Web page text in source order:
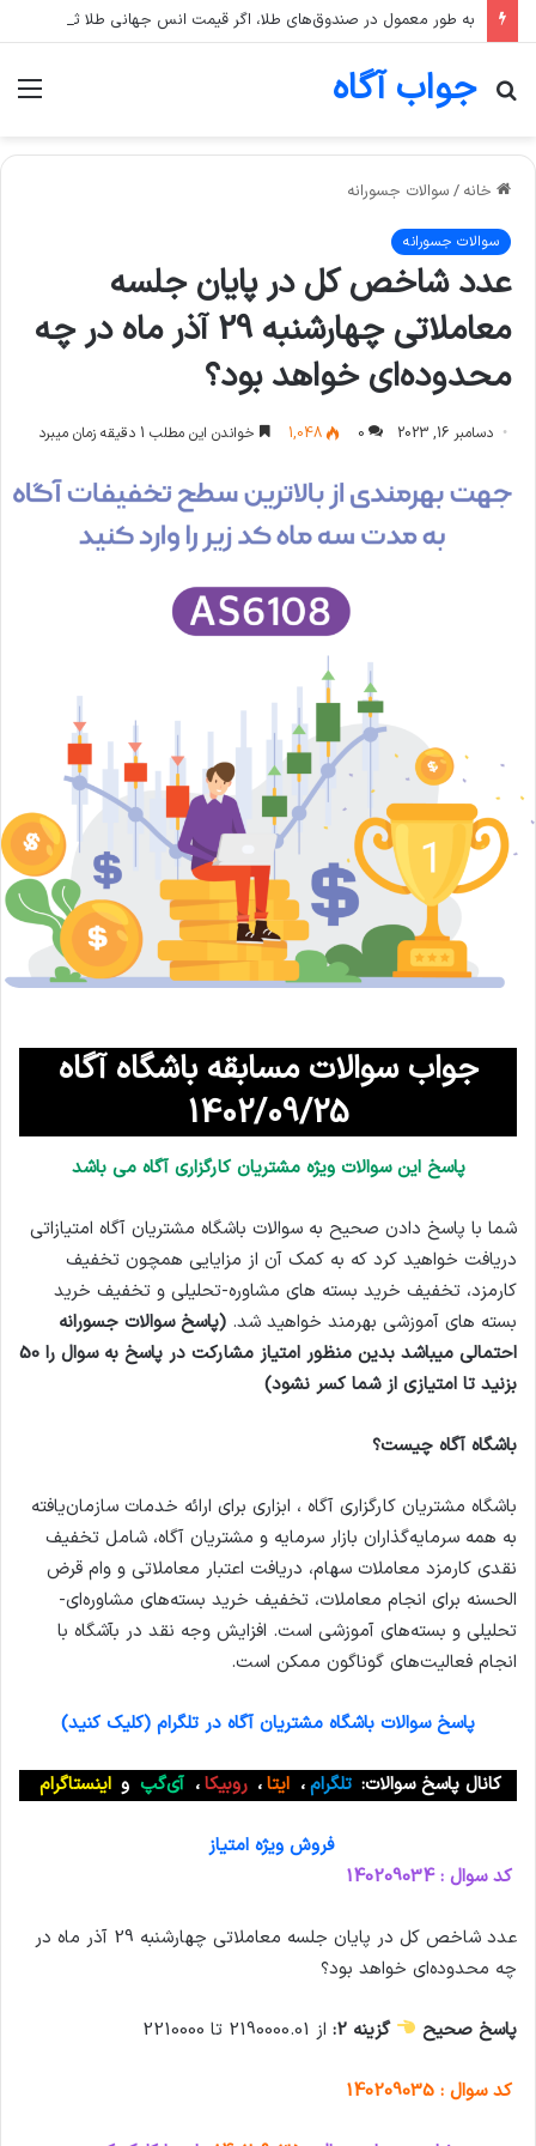
جواب آگاه
جستجو
خانه / سوالات جسورانه
سوالات جسورانه
عدد شاخص کل در پایان جلسه
معاملاتی چهارشنبه 29 آذر ماه در چه
محدوده‌ای خواهد بود؟
دسامبر 16, 2023 0
1,048 خواندن این مطلب 1 دقیقه زمان میبرد
جواب سوالات مسابقه باشگاه آگاه
1402/09/25
پاسخ این سوالات ویژه مشتریان کارگزاری آگاه می باشد
شما با پاسخ دادن صحیح به سوالات باشگاه مشتریان آگاه امتیازاتی
دریافت خواهید کرد که به کمک آن از مزایایی همچون تخفیف
کارمزد، تخفیف خرید بسته های مشاوره-تحلیلی و تخفیف خرید
بسته های آموزشی بهرمند خواهید شد. (پاسخ سوالات جسورانه
احتمالی میباشد بدین منظور امتیاز مشارکت در پاسخ به سوال را 50
بزنید تا امتیازی از شما کسر نشود)
باشگاه آگاه چیست؟
باشگاه مشتریان کارگزاری آگاه ، ابزاری برای ارائه خدمات سازمان‌یافته
به همه سرمایه‌گذاران بازار سرمایه و مشتریان آگاه، شامل تخفیف
نقدی کارمزد معاملات سهام، دریافت اعتبار معاملاتی و وام قرض
الحسنه برای انجام معاملات، تخفیف خرید بسته‌های مشاوره‌ای-
تحلیلی و بسته‌های آموزشی است. افزایش وجه نقد در بآشگاه با
انجام فعالیت‌های گوناگون ممکن است.
پاسخ سوالات باشگاه مشتریان آگاه در تلگرام (کلیک کنید)
کانال پاسخ سوالات: تلگرام، ایتا، روبیکا، آی‌گپ و اینستاگرام
فروش ویژه امتیاز
کد سوال : 140209034
عدد شاخص کل در پایان جلسه معاملاتی چهارشنبه 29 آذر ماه در
چه محدوده‌ای خواهد بود؟
پاسخ صحیح گزینه 2: از 2190000.01 تا 2210000
کد سوال : 140209035